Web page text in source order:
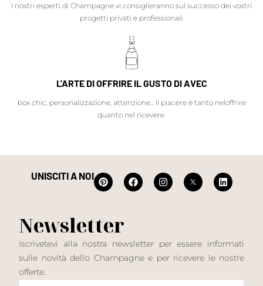
I nostri esperti di Champagne vi consiglieranno sul successo dei vostri
progetti privati e professionali.
L'ARTE DI OFFRIRE IL GUSTO DI AVEC
box chic, personalizzazione, attenzione... il piacere è tanto neloffrire
quanto nel ricevere.
UNISCITI A NOI
Newsletter
Iscrivetevi alla nostra newsletter per essere informati
sulle novità dello Champagne e per ricevere le nostre
offerte.